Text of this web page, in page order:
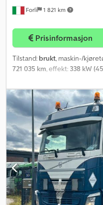
Forlì 1 821 km
Prisinformasjon
Tilstand: brukt, maskin-/
721 035 km, effekt: 338 kW
akselkonfigurasjon:4x2,
utslippsklasse:Euro 6,